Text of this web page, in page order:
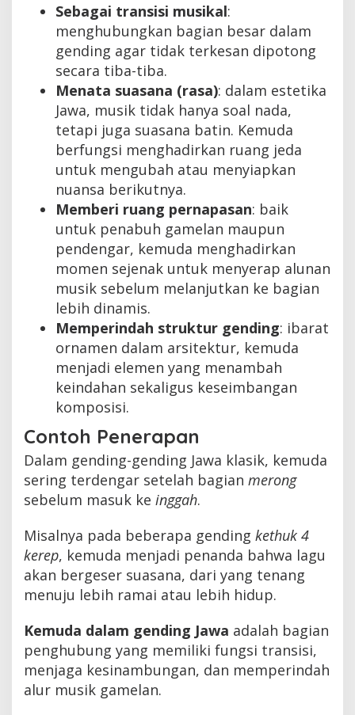
Sebagai transisi musikal:
menghubungkan bagian besar dalam
gending agar tidak terkesan dipotong
secara tiba-tiba.
Menata suasana (rasa): dalam estetika
Jawa, musik tidak hanya soal nada,
tetapi juga suasana batin. Kemuda
berfungsi menghadirkan ruang jeda
untuk mengubah atau menyiapkan
nuansa berikutnya.
Memberi ruang pernapasan: baik
untuk penabuh gamelan maupun
pendengar, kemuda menghadirkan
momen sejenak untuk menyerap alunan
musik sebelum melanjutkan ke bagian
lebih dinamis.
Memperindah struktur gending: ibarat
ornamen dalam arsitektur, kemuda
menjadi elemen yang menambah
keindahan sekaligus keseimbangan
komposisi.
Contoh Penerapan
Dalam gending-gending Jawa klasik, kemuda
sering terdengar setelah bagian merong
sebelum masuk ke inggah.
Misalnya pada beberapa gending kethuk 4
kerep, kemuda menjadi penanda bahwa lagu
akan bergeser suasana, dari yang tenang
menuju lebih ramai atau lebih hidup.
Kemuda dalam gending Jawa adalah bagian
penghubung yang memiliki fungsi transisi,
menjaga kesinambungan, dan memperindah
alur musik gamelan.